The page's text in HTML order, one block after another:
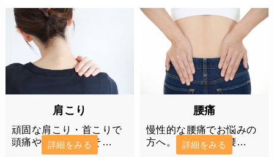
肩こり
頑固な肩こり・首こりで
頭痛やめまいも…そ…
詳細をみる
腰痛
慢性的な腰痛でお悩みの
方へ。当院では、腰…
詳細をみる